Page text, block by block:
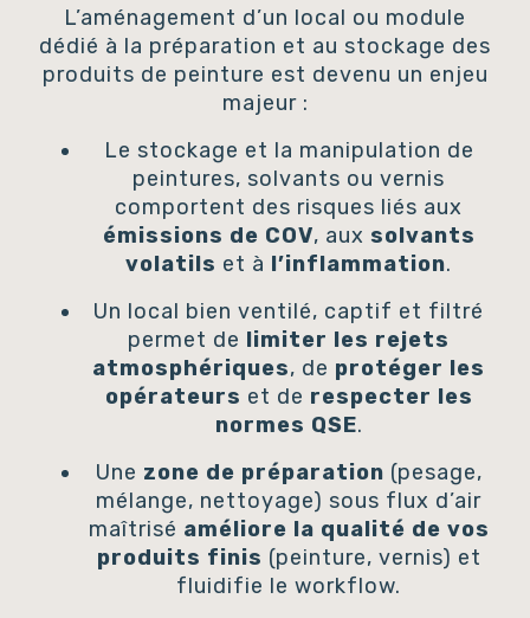
L’aménagement d’un local ou module
dédié à la préparation et au stockage des
produits de peinture est devenu un enjeu
majeur :
Le stockage et la manipulation de
peintures, solvants ou vernis
comportent des risques liés aux
émissions de COV, aux solvants
volatils et à l’inflammation.
Un local bien ventilé, captif et filtré
permet de limiter les rejets
atmosphériques, de protéger les
opérateurs et de respecter les
normes QSE.
Une zone de préparation (pesage,
mélange, nettoyage) sous flux d’air
maîtrisé améliore la qualité de vos
produits finis (peinture, vernis) et
fluidifie le workflow.